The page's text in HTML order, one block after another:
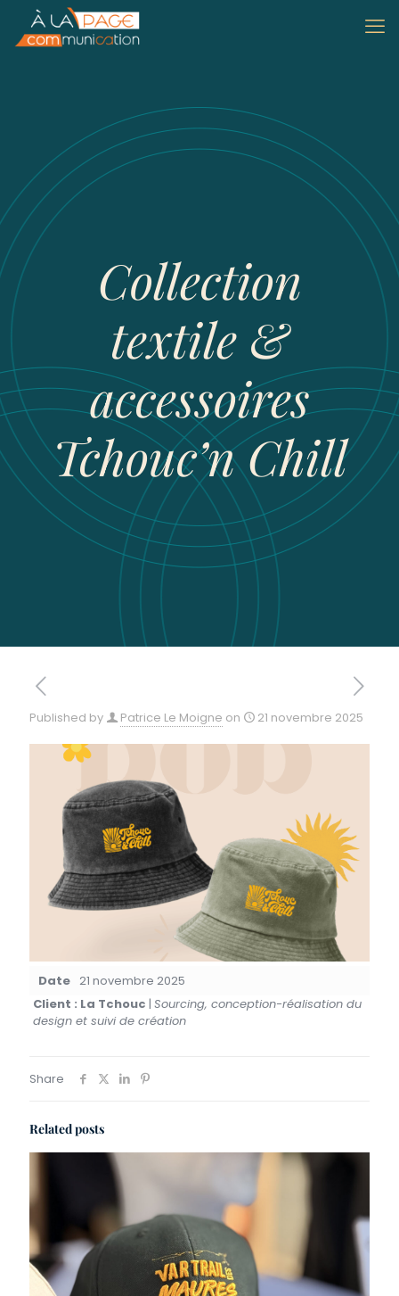
Collection
textile &
accessoires
Tchouc’n Chill
Published by Patrice Le Moigne on 21 novembre 2025
Date 21 novembre 2025
Client : La Tchouc | Sourcing, conception-réalisation du
design et suivi de création
Share
Related posts